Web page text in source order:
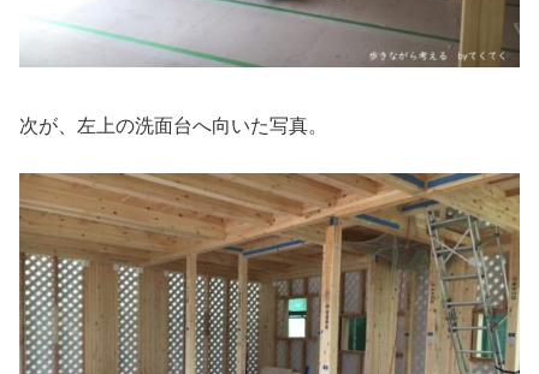
次が、左上の洗面台へ向いた写真。